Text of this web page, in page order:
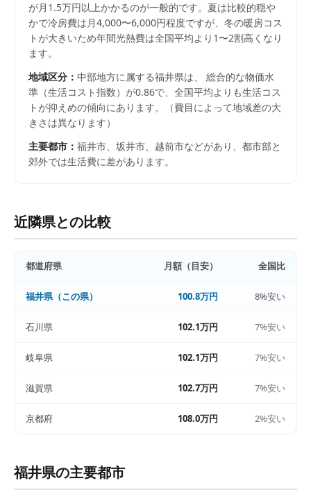
が月1.5万円以上かかるのが一般的です。夏は比較的穏や
かで冷房費は月4,000〜6,000円程度ですが、冬の暖房コス
トが大きいため年間光熱費は全国平均より1〜2割高くなり
ます。
地域区分： 中部地方に属する福井県は、 総合的な物価水
準（生活コスト指数）が0.86で、 全国平均よりも生活コス
トが抑えめの傾向にあります。
（費目によって地域差の大
きさは異なります）
主要都市： 福井市、坂井市、越前市などがあり、都市部と
郊外では生活費に差があります。
近隣県との比較
都道府県 月額（目安） 全国比
福井県（この県） 100.8万円 8%安い
石川県 102.1万円 7%安い
岐阜県 102.1万円 7%安い
滋賀県 102.7万円 7%安い
京都府 108.0万円 2%安い
福井県の主要都市